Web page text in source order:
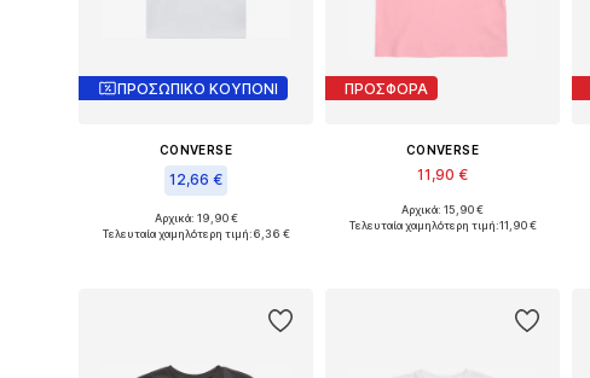
ΠΡΟΣΩΠΙΚΟ ΚΟΥΠΟΝΙ
CONVERSE
12,66 €
Διαθέσιμα μεγέθη: 128-140
Αρχικά: 19,90 €
Τελευταία χαμηλότερη τιμή:6,36 €
ΠΡΟΣΦΟΡΑ
CONVERSE
11,90 €
Αρχικά: 15,90 €
Τελευταία χαμηλότερη τιμή:11,90 €